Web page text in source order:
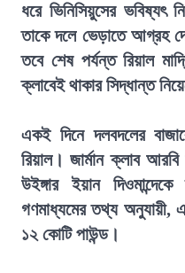
ধরে ভিনিসিয়ুসের ভবিষ্যৎ
তাকে দলে ভেড়াতে আগ্রহ
তবে শেষ পর্যন্ত রিয়াল
ক্লাবেই থাকার সিদ্ধান্ত
একই দিনে দলবদলের
রিয়াল। জার্মান ক্লাব
উইঙ্গার ইয়ান
গণমাধ্যমের তথ্য অনুযায়ী,
১২ কোটি পাউন্ড।